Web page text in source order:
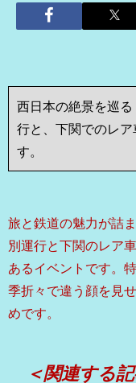
西日本の絶景を巡
行と、下関でのレ
す。
旅と鉄道の魅力が詰
別運行と下関のレア
あるイベントです。
季折々で違う顔を見
めです。
＜関連する